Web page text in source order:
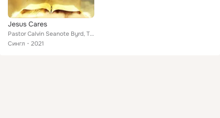
Jesus Cares
Pastor Calvin Seanote Byrd, The Jesus Cares Family Singers
Сингл
2021